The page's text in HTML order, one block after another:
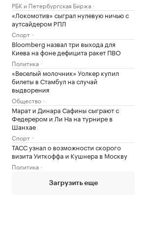
РБК и Петербургская Биржа
«Локомотив» сыграл нулевую ничью с
аутсайдером РПЛ
Спорт
Bloomberg назвал три выхода для
Киева на фоне дефицита ракет ПВО
Политика
«Веселый молочник» Уолкер купил
билеты в Стамбул на случай
выдворения
Общество
Марат и Динара Сафины сыграют с
Федерером и Ли На на турнире в
Шанхае
Спорт
ТАСС узнал о возможности скорого
визита Уиткоффа и Кушнера в Москву
Политика
Загрузить еще